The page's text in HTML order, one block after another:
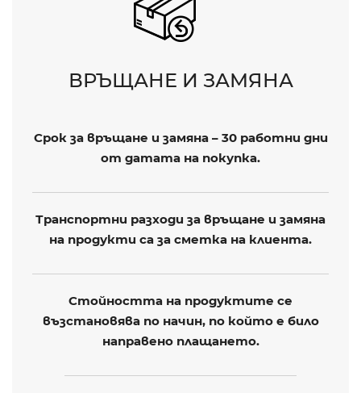
ВРЪЩАНЕ И ЗАМЯНА
Срок за връщане и замяна – 30 работни дни
от датата на покупка.
Транспортни разходи за връщане и замяна
на продукти са за сметка на клиента.
Стойността на продуктите се
възстановява по начин, по който е било
направено плащането.